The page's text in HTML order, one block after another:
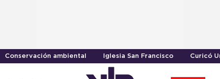
Conservación ambiental Iglesia San Francisco Curicó